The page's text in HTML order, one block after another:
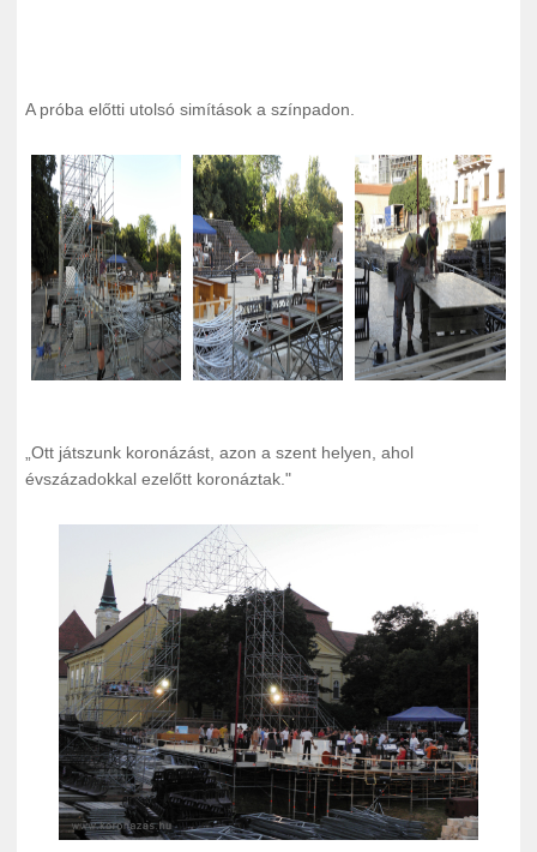
A próba előtti utolsó simítások a színpadon.
Ott játszunk koronázást, azon a szent helyen, ahol
évszázadokkal ezelőtt koronáztak."